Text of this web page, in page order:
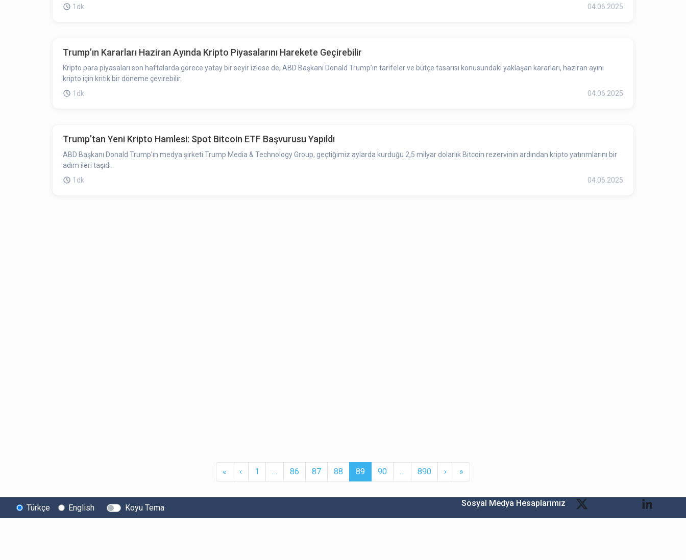
1dk
04.06.2025
Trump’ın Kararları Haziran Ayında Kripto Piyasalarını Harekete Geçirebilir
Kripto para piyasaları son haftalarda görece yatay bir seyir izlese de, ABD Başkanı Donald Trump’ın tarifeler ve bütçe tasarısı konusundaki yaklaşan kararları, haziran ayını
kripto için kritik bir döneme çevirebilir.
1dk
04.06.2025
Trump’tan Yeni Kripto Hamlesi: Spot Bitcoin ETF Başvurusu Yapıldı
ABD Başkanı Donald Trump’ın medya şirketi Trump Media & Technology Group, geçtiğimiz aylarda kurduğu 2,5 milyar dolarlık Bitcoin rezervinin ardından kripto yatırımlarını bir
adım ileri taşıdı.
1dk
04.06.2025
« First‹ Previous
1 … More
86 87 88 89 (current)
90 … More890 › Next
»
Türkçe English Koyu Tema Sosyal Medya Hesaplarımız